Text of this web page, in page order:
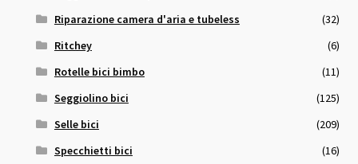
Riparazione camera d'aria e tubeless
(32)
Ritchey
(6)
Rotelle bici bimbo
(11)
Seggiolino bici
(125)
Selle bici
(209)
Specchietti bici
(16)